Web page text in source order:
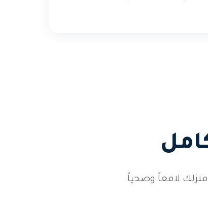
لامعاً وصحياً.